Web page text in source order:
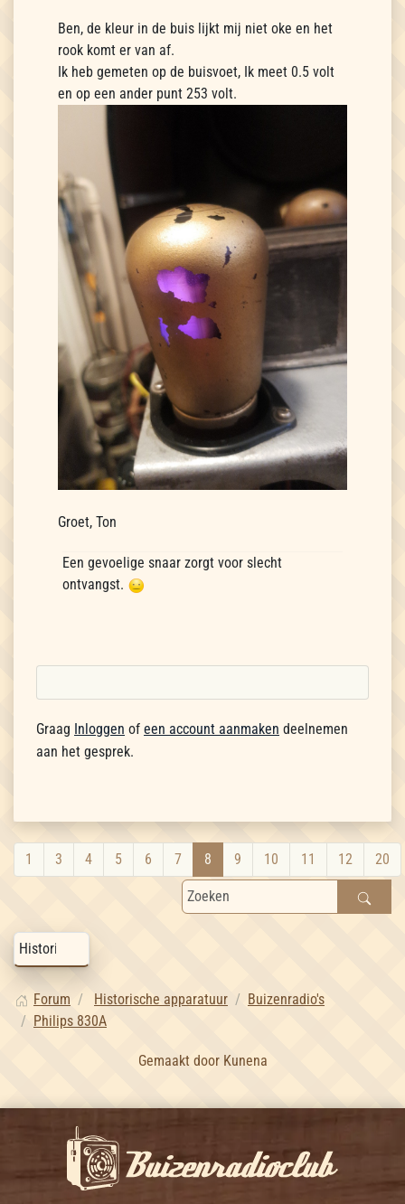
Ben, de kleur in de buis lijkt mij niet oke en het
rook komt er van af.
Ik heb gemeten op de buisvoet, Ik meet 0.5 volt
en op een ander punt 253 volt.
Groet, Ton
Een gevoelige snaar zorgt voor slecht
ontvangst.
Graag Inloggen of een account aanmaken deelnemen
aan het gesprek.
1 3 4 5 6 7 8 9 10 11 12 20
Forum Historische apparatuur
Buizenradio's
Philips 830A
Gemaakt door Kunena